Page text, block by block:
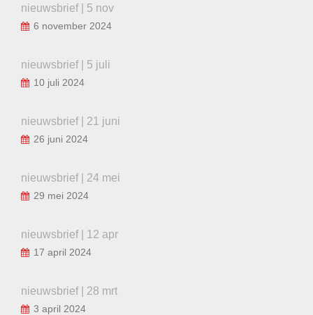
nieuwsbrief | 5 nov
6 november 2024
nieuwsbrief | 5 juli
10 juli 2024
nieuwsbrief | 21 juni
26 juni 2024
nieuwsbrief | 24 mei
29 mei 2024
nieuwsbrief | 12 apr
17 april 2024
nieuwsbrief | 28 mrt
3 april 2024